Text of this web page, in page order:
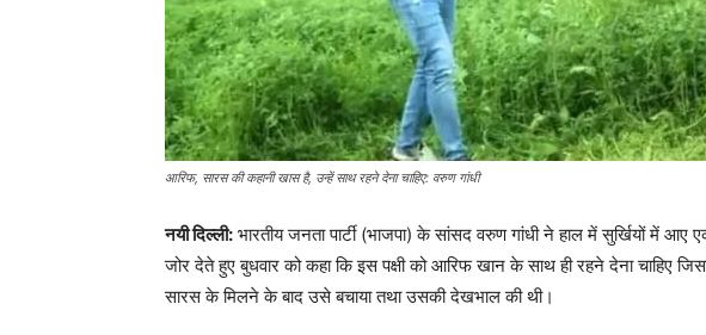
आरिफ, सारस की कहानी खास है, उन्हें साथ रहने देना चाहिए: वरुण गांधी
नयी दिल्ली: भारतीय जनता पार्टी (भाजपा) के सांसद वरुण गांधी ने हाल में सुर्खियों में आए
जोर देते हुए बुधवार को कहा कि इस पक्षी को आरिफ खान के साथ ही रहने देना चाहिए
सारस के मिलने के बाद उसे बचाया तथा उसकी देखभाल की थी।